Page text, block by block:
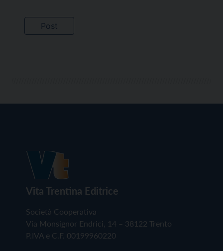
Vita Trentina Editrice
Società Cooperativa
Via Monsignor Endrici, 14 – 38122 Trento
P.IVA e C.F. 00199960220